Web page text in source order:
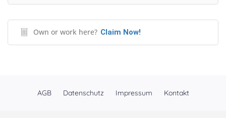
Own or work here? Claim Now!
AGB Datenschutz Impressum Kontakt